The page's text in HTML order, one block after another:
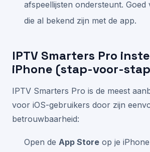
afspeellijsten ondersteunt.
die al bekend zijn met de app.
IPTV Smarters Pro
iPhone (stap-voor-
IPTV Smarters Pro is de meest
voor iOS-gebruikers door zijn
betrouwbaarheid:
Open de App Store op je